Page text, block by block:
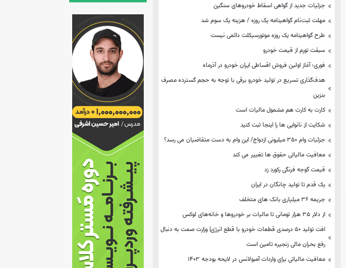
جزئیات جدید از گواهی اسقاط خودروهای سنگین
مهلت ثبت‌نام گواهینامه یک روزه / هزینه یک سوم شد
طرح گواهینامه یک روزه موتورسیکلت دائمی نیست
سبقت تورم از قیمت خودرو
فوری؛ آغاز اولین فروش اقساطی ایران خودرو در آذرماه
هدف‌گذاری تسریع در تولید خودرو برقی با توجه به حجم گسترده مصرف‌
بنزین
کارت به کارت هم مشمول مالیات است
شکایت از نانوایی ها را اینجا ثبت کنید
جزئیات وام ۳۵۰ میلیونی ازدواج/ این وام به دست متقاضیان می رسد؟
معافیت مالیاتی حقوق ها تغییر می کند
قیمت گوجه فرنگی رکورد زد
یک قدم تا تولید چانگان در ایران
جریمه ۳۶ میلیاری بانک های متخلف
از دلار ۳۵ هزار تومانی تا مالیات بر خودروها و خانه‌های لوکس
افت تولید ۵۰ درصدی قطعات خودرو با قطع انرژی| وزارت صمت به دنبال
رفع بحران مالی زنجیره تامین است
معافیت مالیاتی برای واردات آمبولانس در لایحه بودجه ۱۴۰۳